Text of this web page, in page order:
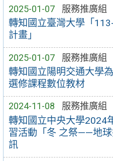
2025-01-07 服務推廣組
轉知國立臺灣大學「
計畫」
2025-01-07 服務推廣組
轉知國立陽明交通大學
選修課程數位教材
2024-11-08 服務推廣組
轉知國立中央大學2024
習活動「冬 之祭——地
訊